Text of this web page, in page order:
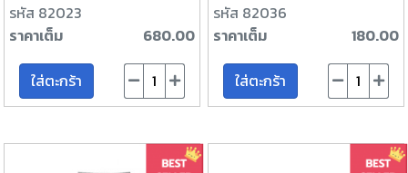
รหัส 82023
ราคาเต็ม
680.00
ใส่ตะกร้า
รหัส 82036
ราคาเต็ม
180.00
ใส่ตะกร้า